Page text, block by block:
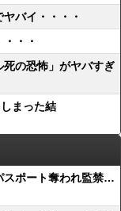
バイ・・・・
・・
死の恐怖」がヤバすぎ
まった結
スポート奪われ監禁…